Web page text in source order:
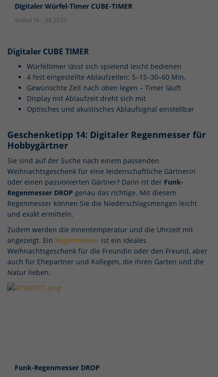
Digitaler Würfel-Timer CUBE-TIMER
Artikel Nr.: 38.2032
Digitaler CUBE TIMER
Würfeltimer lässt sich spielend leicht bedienen
4 fest eingestellte Ablaufzeiten: 5–15–30–60 Min.
Gewünschte Zeit nach oben legen – Timer läuft
Display mit Ablaufzeit dreht sich mit
Optisches und akustisches Ablaufsignal einstellbar
Geschenketipp 14: Digitaler Regenmesser für
Hobbygärtner
Sie sind auf der Suche nach einem passenden
Weihnachtsgeschenk für eine leidenschaftliche Gärtnerin
oder einen passionierten Gärtner? Dann ist der Funk-
Regenmesser DROP genau das richtige. Mit diesem
Regenmesser können Sie die Niederschlagsmengen leicht
und exakt ermitteln.
Zudem werden die Innentemperatur und die Uhrzeit mit
angezeigt. Ein Regenmesser ist ein ideales
Weihnachtsgeschenk für die Freundin oder den Freund, aber
auch für Ehepartner und Kollegen, die ihren Garten und die
Natur lieben.
Funk-Regenmesser DROP